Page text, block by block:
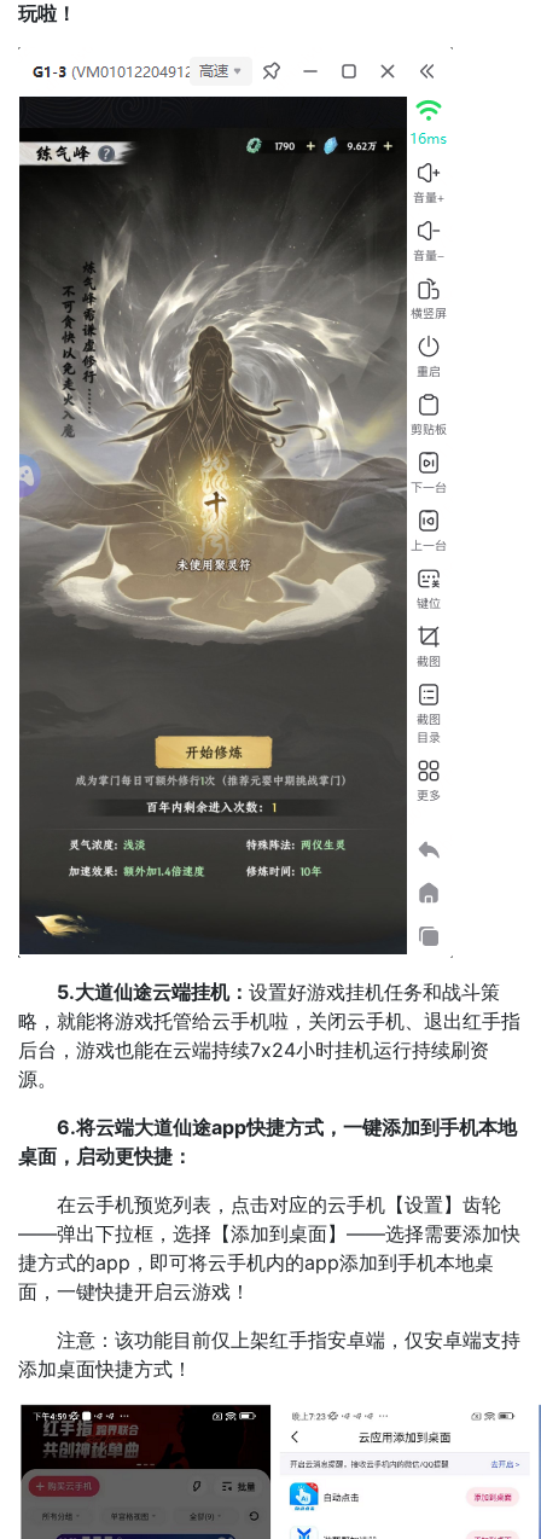
玩啦！
5.大道仙途云端挂机： 设置好游戏挂机任务和战斗策
略，就能将游戏托管给云手机啦，关闭云手机、退出红手指
后台，游戏也能在云端持续7x24小时挂机运行持续刷资
源。
6.将云端大道仙途app快捷方式，一键添加到手机本地
桌面，启动更快捷：
在云手机预览列表，点击对应的云手机【设置】齿轮
——弹出下拉框，选择【添加到桌面】——选择需要添加快
捷方式的app，即可将云手机内的app添加到手机本地桌
面，一键快捷开启云游戏！
注意：该功能目前仅上架红手指安卓端，仅安卓端支持
添加桌面快捷方式！